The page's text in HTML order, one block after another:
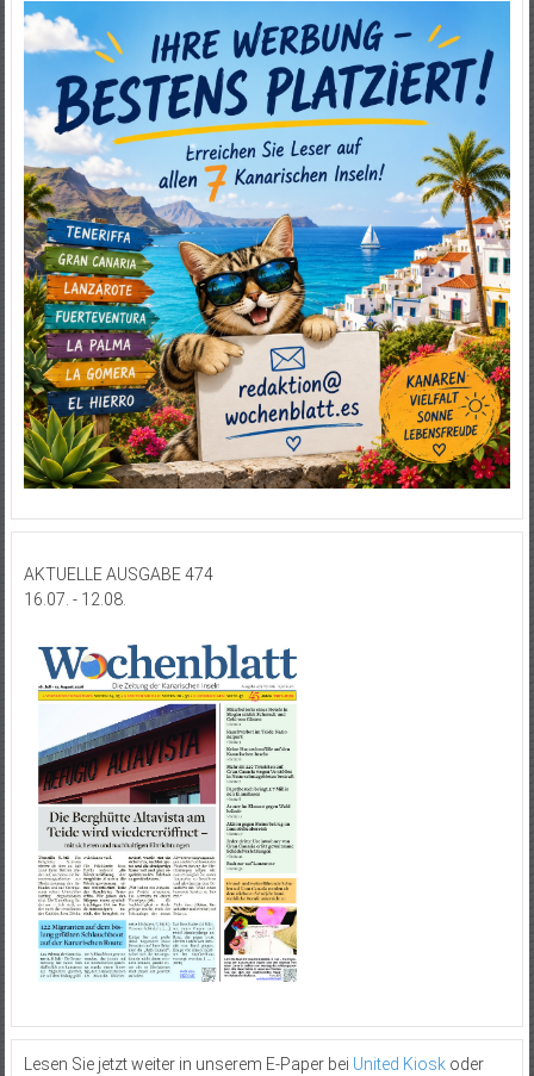
AKTUELLE AUSGABE 474
16.07. - 12.08.
Lesen Sie jetzt weiter in unserem E-Paper bei United Kioskoder